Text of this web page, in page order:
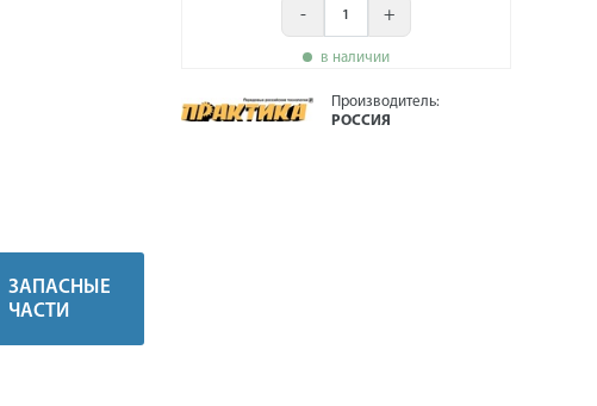
ЗАПАСНЫЕ
ЧАСТИ
- +
в наличии
Производитель:
РОССИЯ